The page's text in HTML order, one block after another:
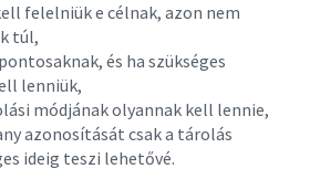
felelniük e célnak, azon nem
túl,
és ha szükséges
lenniük,
módjának olyannak kell lennie,
azonosítását csak a tárolás
ideig teszi lehetővé.